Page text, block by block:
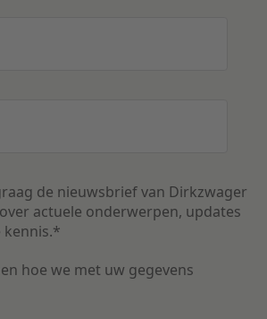
de nieuwsbrief van Dirkzwager
actuele onderwerpen, updates
kennis.*
hoe we met uw gegevens